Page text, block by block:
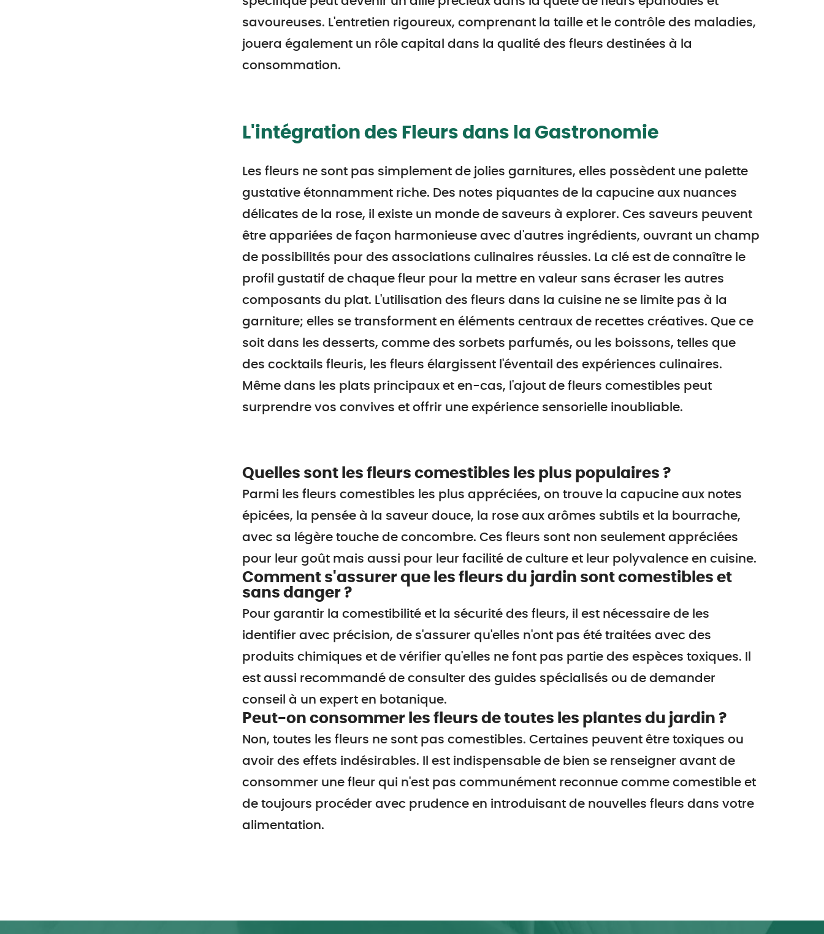
savoureuses. L'entretien rigoureux, comprenant la taille et le contrôle des maladies,
jouera également un rôle capital dans la qualité des fleurs destinées à la
consommation.
L'intégration des Fleurs dans la Gastronomie
Les fleurs ne sont pas simplement de jolies garnitures, elles possèdent une palette
gustative étonnamment riche. Des notes piquantes de la capucine aux nuances
délicates de la rose, il existe un monde de saveurs à explorer. Ces saveurs peuvent
être appariées de façon harmonieuse avec d'autres ingrédients, ouvrant un champ
de possibilités pour des associations culinaires réussies. La clé est de connaître le
profil gustatif de chaque fleur pour la mettre en valeur sans écraser les autres
composants du plat. L'utilisation des fleurs dans la cuisine ne se limite pas à la
garniture; elles se transforment en éléments centraux de recettes créatives. Que ce
soit dans les desserts, comme des sorbets parfumés, ou les boissons, telles que
des cocktails fleuris, les fleurs élargissent l'éventail des expériences culinaires.
Même dans les plats principaux et en-cas, l'ajout de fleurs comestibles peut
surprendre vos convives et offrir une expérience sensorielle inoubliable.
Quelles sont les fleurs comestibles les plus populaires ?
Parmi les fleurs comestibles les plus appréciées, on trouve la capucine aux notes
épicées, la pensée à la saveur douce, la rose aux arômes subtils et la bourrache,
avec sa légère touche de concombre. Ces fleurs sont non seulement appréciées
pour leur goût mais aussi pour leur facilité de culture et leur polyvalence en cuisine.
Comment s'assurer que les fleurs du jardin sont comestibles et
sans danger ?
Pour garantir la comestibilité et la sécurité des fleurs, il est nécessaire de les
identifier avec précision, de s'assurer qu'elles n'ont pas été traitées avec des
produits chimiques et de vérifier qu'elles ne font pas partie des espèces toxiques. Il
est aussi recommandé de consulter des guides spécialisés ou de demander
conseil à un expert en botanique.
Peut-on consommer les fleurs de toutes les plantes du jardin ?
Non, toutes les fleurs ne sont pas comestibles. Certaines peuvent être toxiques ou
avoir des effets indésirables. Il est indispensable de bien se renseigner avant de
consommer une fleur qui n'est pas communément reconnue comme comestible et
de toujours procéder avec prudence en introduisant de nouvelles fleurs dans votre
alimentation.